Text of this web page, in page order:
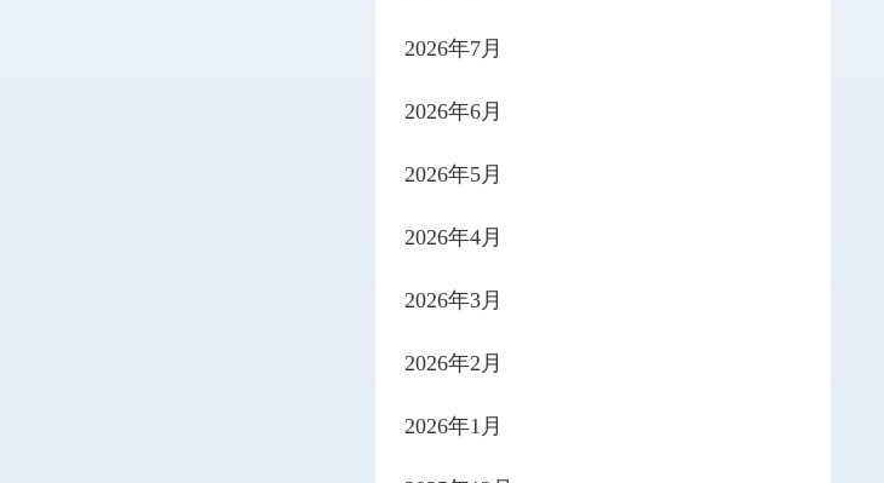
2026年7月
2026年6月
2026年5月
2026年4月
2026年3月
2026年2月
2026年1月